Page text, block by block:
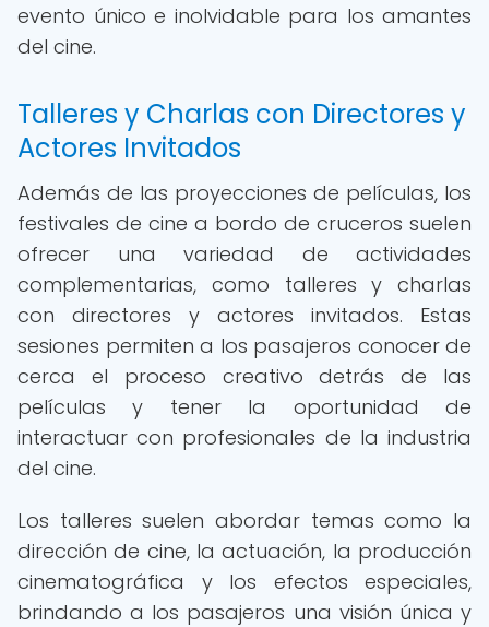
evento único e inolvidable para los amantes
del cine.
Talleres y Charlas con Directores y
Actores Invitados
Además de las proyecciones de películas, los
festivales de cine a bordo de cruceros suelen
ofrecer una variedad de actividades
complementarias, como talleres y charlas
con directores y actores invitados. Estas
sesiones permiten a los pasajeros conocer de
cerca el proceso creativo detrás de las
películas y tener la oportunidad de
interactuar con profesionales de la industria
del cine.
Los talleres suelen abordar temas como la
dirección de cine, la actuación, la producción
cinematográfica y los efectos especiales,
brindando a los pasajeros una visión única y